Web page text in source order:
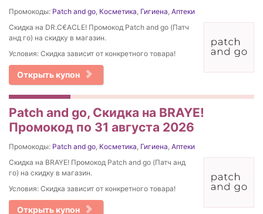
Промокоды: Patch and go, Косметика, Гигиена, Аптеки
Скидка на DR.C€ACLE! Промокод Patch and go (Патч
анд го) на скидку в магазин.
Условия: Скидка зависит от конкретного товара!
Открыть купон
Patch and go, Скидка на BRAYE!
Промокод по 31 августа 2026
Промокоды: Patch and go, Косметика, Гигиена, Аптеки
Скидка на BRAYE! Промокод Patch and go (Патч анд
го) на скидку в магазин.
Условия: Скидка зависит от конкретного товара!
Открыть купон